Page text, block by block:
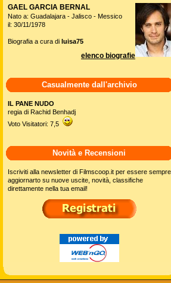
GAEL GARCIA BERNAL
Nato a: Guadalajara - Jalisco - Messico
il: 30/11/1978
Biografia a cura di luisa75
elenco biografie
Casualmente dall'archivio
IL PANE NUDO
regia di Rachid Benhadj
Voto Visitatori: 7,5
Novità e Recensioni
Iscriviti alla newsletter di Filmscoop.it per essere sempre
aggiornarto su nuove uscite, novità, classifiche
direttamente nella tua email!